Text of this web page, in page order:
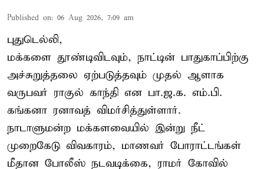
Published on: 06 Aug 2026, 7:09 am
புதுடெல்லி,
மக்களை தூண்டிவிடவும், நாட்டின் பாதுகாப்பிற்கு
அச்சுறுத்தலை ஏற்படுத்தவும் முதல் ஆளாக
வருபவர் ராகுல் காந்தி என பா.ஜ.க. எம்.பி.
கங்கனா ரனாவத் விமர்சித்துள்ளார்.
நாடாளுமன்ற மக்களவையில் இன்று நீட்
முறைகேடு விவகாரம், மாணவர் போராட்டங்கள்
மீதான போலீஸ் நடவடிக்கை, ராமர் கோவில்